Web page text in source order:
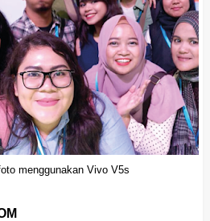
menggunakan Vivo V5s